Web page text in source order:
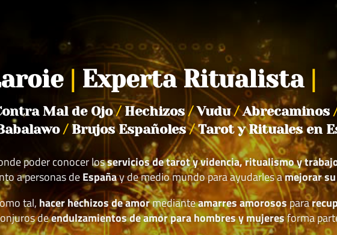
Experta Ritualista
Mal de Ojo/Hechizos/Vudu/Abrecaminos
/Brujos Españoles/Tarot y Rituales en
poder conocer losservicios de tarot y videncia, ritualismo y
a personas deEspañay de medio mundo para ayudarles amejorar
tal, hacer hechizos de amormedianteamarres amorosospara
deendulzamientos de amor para hombres y mujeresforma